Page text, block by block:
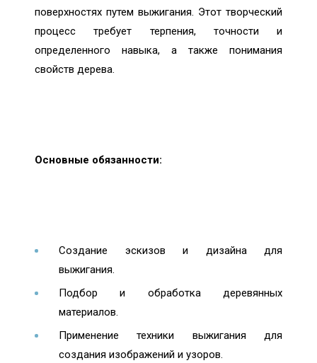
поверхностях путем выжигания. Этот творческий
процесс требует терпения, точности и
определенного навыка, а также понимания
свойств дерева.
Основные обязанности:
Создание эскизов и дизайна для
выжигания.
Подбор и обработка деревянных
материалов.
Применение техники выжигания для
создания изображений и узоров.